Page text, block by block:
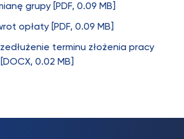
grupy [PDF, 0.09 MB]
opłaty [PDF, 0.09 MB]
terminu złożenia pracy
0.02 MB]